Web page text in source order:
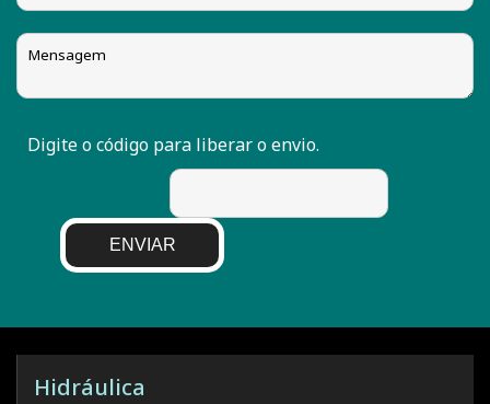
Digite o código para liberar o envio.
ENVIAR
Hidráulica